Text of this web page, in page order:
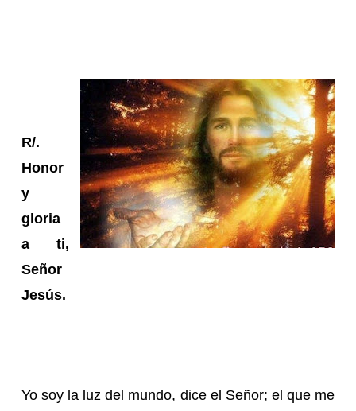
R/.
Honor
y
gloria
a ti,
Señor
Jesús.
Yo soy la luz del mundo, dice el Señor; el que me